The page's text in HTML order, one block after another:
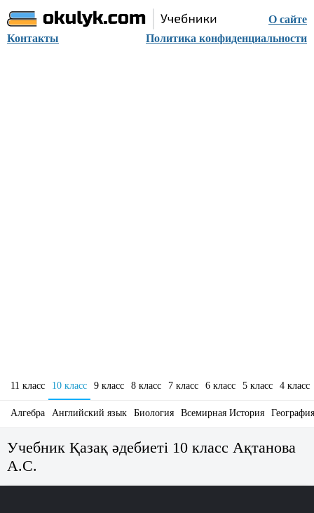
О сайте
Контакты
Политика конфиденциальности
11 класс 10 класс 9 класс 8 класс 7 класс 6 класс 5 класс 4 класс
Алгебра Английский язык Биология Всемирная История География
Учебник Қазақ әдебиеті 10 класс Ақтанова
А.С.